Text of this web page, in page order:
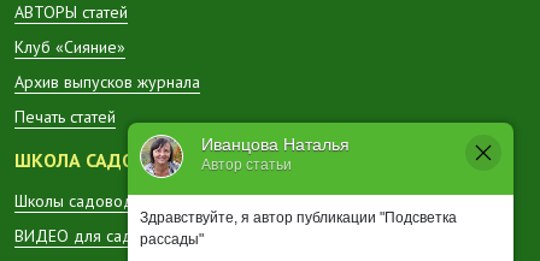
Иванцова Наталья
Автор статьи
Здравствуйте, я автор публикации "Подсветка
рассады"
АВТОРЫ статей
Клуб «Сияние»
Архив выпусков журнала
Печать статей
ШКОЛА САДОВОДА
Школы садоводов в регионах
ВИДЕО для садоводов